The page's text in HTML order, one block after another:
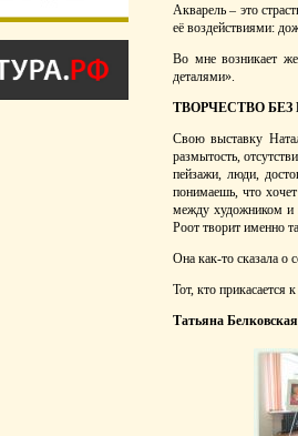
Акварель – это
её воздействиями:
Во мне возникает
деталями».
ТВОРЧЕСТВО БЕЗ
Свою выставку
размытость,
пейзажи, люди,
понимаешь, что
между художником и
Роот творит именно
Она как-то сказала
Тот, кто прикасается
Татьяна